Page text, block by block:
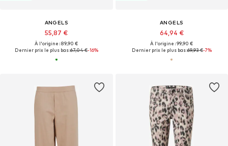
ANGELS
55,87 €
À l'origine : 89,90 €
Dernier prix le plus bas :67,04 €-16%
ANGELS
64,94 €
À l'origine : 99,90 €
Dernier prix le plus bas :69,93 €-7%